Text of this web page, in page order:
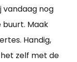
vandaag nog
Maak
Handig,
zelf met de